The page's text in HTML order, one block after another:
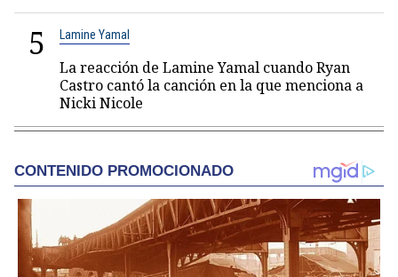
5 Lamine Yamal
La reacción de Lamine Yamal cuando Ryan
Castro cantó la canción en la que menciona a
Nicki Nicole